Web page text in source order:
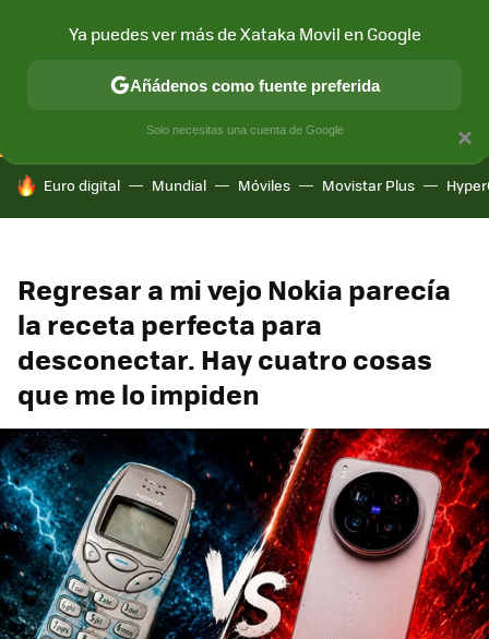
CONECTIVIDAD MÓVIL Y SOCIEDAD APLICACIONES
HOY SE HABLA DE
Euro digital Mundial Móviles Movistar Plus
Regresar a mi vejo Nokia parecía
la receta perfecta para
desconectar. Hay cuatro cosas
que me lo impiden
×
Ya puedes ver más de Xataka Movil en Google
Añádenos como fuente preferida
Solo necesitas una cuenta de Google